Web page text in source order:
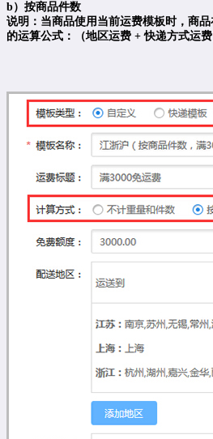
b）按商品件数
说明：当商品使用当前运费模板时，商
的运算公式：（地区运费 + 快递方式运